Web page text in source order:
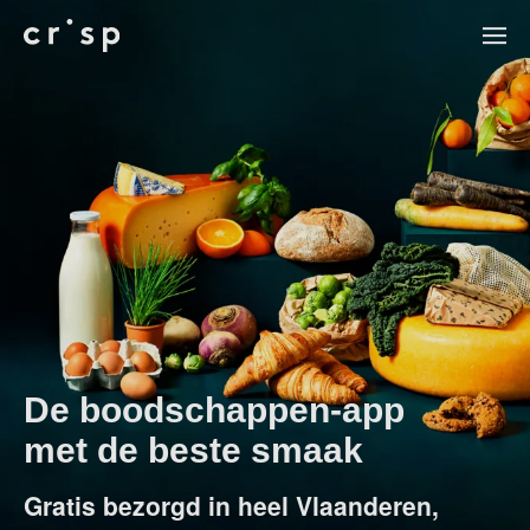
De boodschappen-app
met de beste smaak
Gratis bezorgd in heel Vlaanderen,